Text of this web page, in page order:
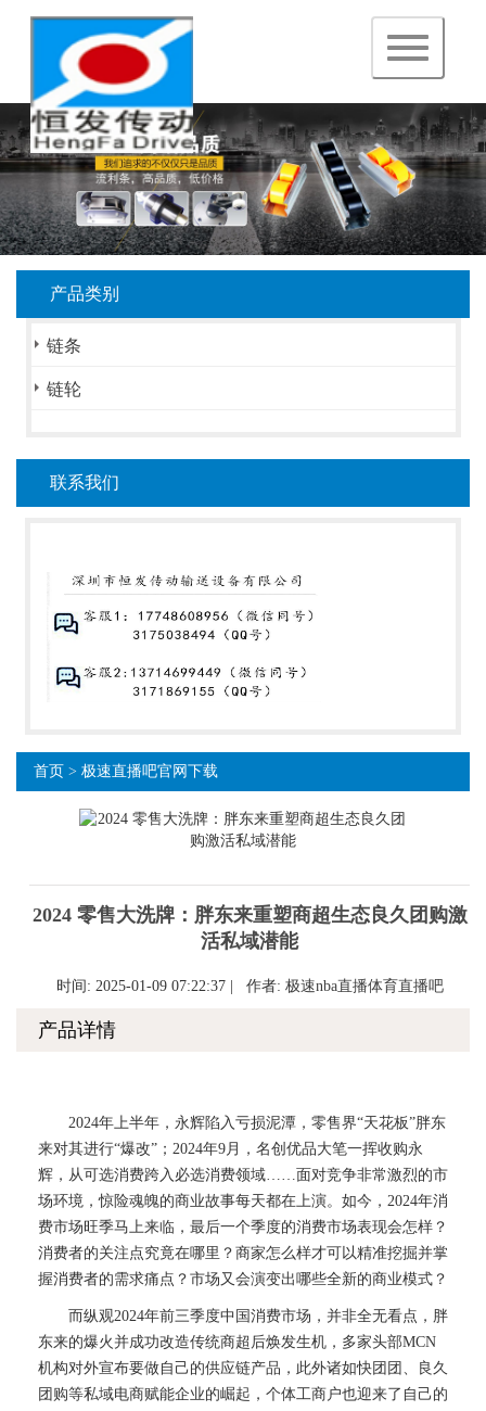
navigation
产品类别
链条
链轮
联系我们
首页 > 极速直播吧官网下载
2024 零售大洗牌：胖东来重塑商超生态良久团购激
活私域潜能
时间: 2025-01-09 07:22:37 | 作者: 极速nba直播体育直播吧
产品详情
2024年上半年，永辉陷入亏损泥潭，零售界“天花板”胖东
来对其进行“爆改”；2024年9月，名创优品大笔一挥收购永
辉，从可选消费跨入必选消费领域……面对竞争非常激烈的市
场环境，惊险魂魄的商业故事每天都在上演。如今，2024年消
费市场旺季马上来临，最后一个季度的消费市场表现会怎样？
消费者的关注点究竟在哪里？商家怎么样才可以精准挖掘并掌
握消费者的需求痛点？市场又会演变出哪些全新的商业模式？
而纵观2024年前三季度中国消费市场，并非全无看点，胖
东来的爆火并成功改造传统商超后焕发生机，多家头部MCN
机构对外宣布要做自己的供应链产品，此外诸如快团团、良久
团购等私域电商赋能企业的崛起，个体工商户也迎来了自己的